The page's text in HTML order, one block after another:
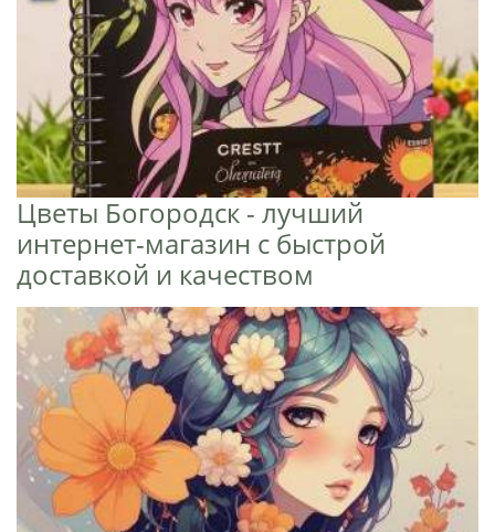
Цветы Богородск - лучший
интернет-магазин с быстрой
доставкой и качеством